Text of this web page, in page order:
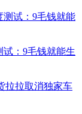
试：9毛钱就能生